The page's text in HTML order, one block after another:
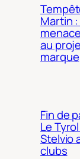
Martin
au
marque
Fin de
Le
Stelvio
clubs